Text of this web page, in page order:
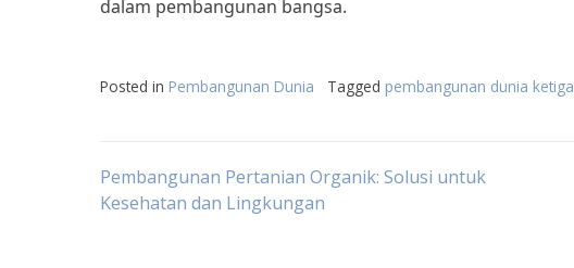
dalam pembangunan bangsa.
Posted in Pembangunan Dunia Tagged pembangunan dunia ketiga
Post
Pembangunan Pertanian Organik: Solusi untuk
Kesehatan dan Lingkungan